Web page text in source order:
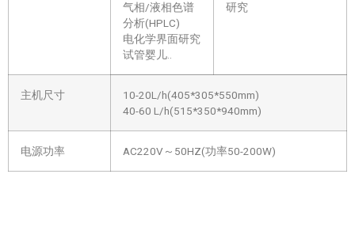
气相/液相色谱
分析(HPLC)
电化学界面研究
试管婴儿..
研究
主机尺寸
10-20L/h(405*305*550mm)
40-60 L/h(515*350*940mm)
电源功率 AC220V～50HZ(功率50-200W)